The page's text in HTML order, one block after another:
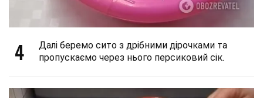
4
Далі беремо сито з дрібними дірочками та
пропускаємо через нього персиковий сік.